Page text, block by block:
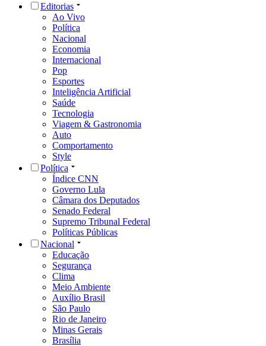
Editorias
Ao Vivo
Política
Nacional
Economia
Internacional
Pop
Esportes
Inteligência Artificial
Saúde
Tecnologia
Viagem & Gastronomia
Auto
Comportamento
Style
Política
Índice CNN
Governo Lula
Câmara dos Deputados
Senado Federal
Supremo Tribunal Federal
Políticas Públicas
Nacional
Educação
Segurança
Clima
Meio Ambiente
Auxílio Brasil
São Paulo
Rio de Janeiro
Minas Gerais
Brasília